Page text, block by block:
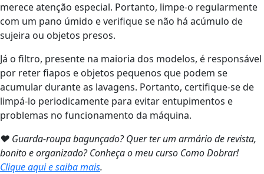
merece atenção especial. Portanto, limpe-o regularmente
com um pano úmido e verifique se não há acúmulo de
sujeira ou objetos presos.
Já o filtro, presente na maioria dos modelos, é responsável
por reter fiapos e objetos pequenos que podem se
acumular durante as lavagens. Portanto, certifique-se de
limpá-lo periodicamente para evitar entupimentos e
problemas no funcionamento da máquina.
❤ Guarda-roupa bagunçado? Quer ter um armário de revista,
bonito e organizado? Conheça o meu curso Como Dobrar!
Clique aqui e saiba mais.